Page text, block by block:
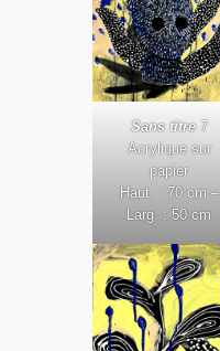
Sans titre7
Acrylique sur
papier
Haut. : 70 cm –
Larg. : 50 cm